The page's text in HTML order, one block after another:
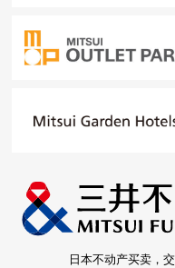
日本不动产买卖，